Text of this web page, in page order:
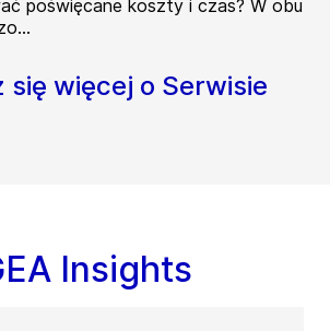
poświęcane koszty i czas? W obu
się więcej o Serwisie
Insights